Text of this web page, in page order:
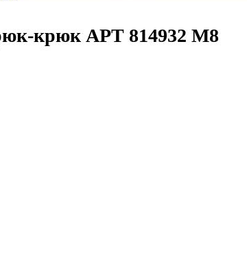
крюк АРТ 814932 M8